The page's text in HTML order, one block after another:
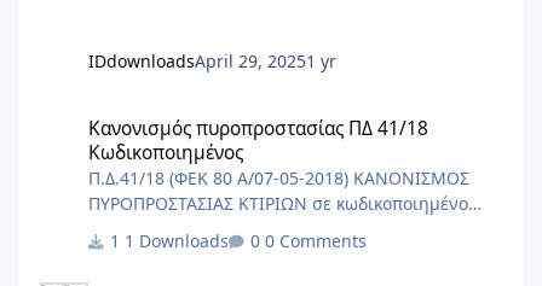
IDdownloadsApril 29, 20251 yr
Κανονισμός πυροπροστασίας ΠΔ 41/18
Κωδικοποιημένος
Π.Δ.41/18 (ΦΕΚ 80 Α/07-05-2018) ΚΑΝΟΝΙΣΜΟΣ
ΠΥΡΟΠΡΟΣΤΑΣΙΑΣ ΚΤΙΡΙΩΝ σε κωδικοποιημένο
αρχείο word/pdf.
1 Downloads 0 Comments